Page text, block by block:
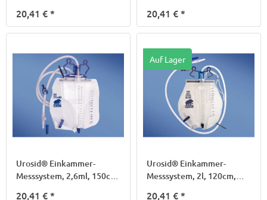
20,41 €* 20,41 €*
Urosid® Einkammer-
Messsystem, 2,6ml, 150cm,
20,41 €*
Auf Lager
Urosid® Einkammer-
Messsystem, 2l, 120cm,
20,41 €*